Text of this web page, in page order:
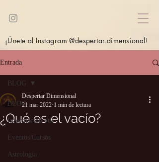
¡Únete al Instagram @despertar.dimensional!
Entrada
BLOG
Información útil
Eventos/Cursos
Astrología
BLOG
¿Qué es el vacío?
Despertar Dimensional
21 mar 2022 1 min de lectura